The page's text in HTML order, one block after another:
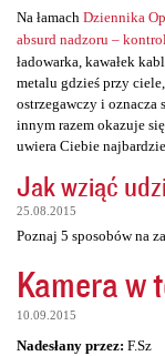
Na łamach Dziennika
absurd nadzoru –
ładowarka, kawałek
metalu gdzieś przy
ostrzegawczy i oznacza
innym razem okazuje
uwiera Ciebie
Jak wziąć
25.08.2015
Poznaj 5 sposobów na
Kamera w
10.09.2015
Nadesłany przez: F.Sz